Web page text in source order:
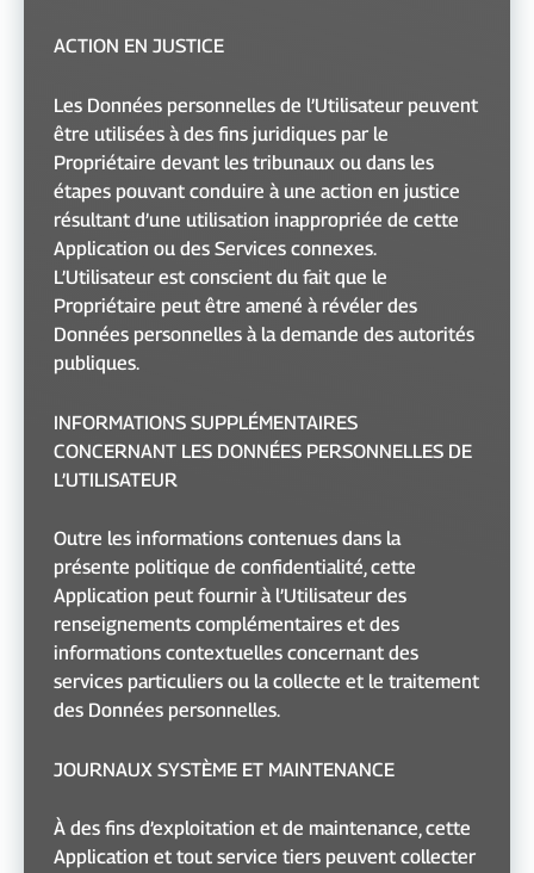
ACTION EN JUSTICE
Les Données personnelles de l’Utilisateur peuvent
être utilisées à des fins juridiques par le
Propriétaire devant les tribunaux ou dans les
étapes pouvant conduire à une action en justice
résultant d’une utilisation inappropriée de cette
Application ou des Services connexes.
L’Utilisateur est conscient du fait que le
Propriétaire peut être amené à révéler des
Données personnelles à la demande des autorités
publiques.
INFORMATIONS SUPPLÉMENTAIRES
CONCERNANT LES DONNÉES PERSONNELLES DE
L’UTILISATEUR
Outre les informations contenues dans la
présente politique de confidentialité, cette
Application peut fournir à l’Utilisateur des
renseignements complémentaires et des
informations contextuelles concernant des
services particuliers ou la collecte et le traitement
des Données personnelles.
JOURNAUX SYSTÈME ET MAINTENANCE
À des fins d’exploitation et de maintenance, cette
Application et tout service tiers peuvent collecter